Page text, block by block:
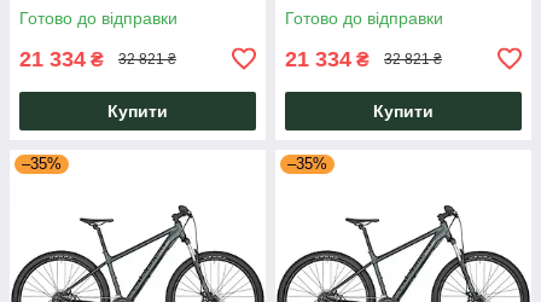
Готово до відправки
21 334 ₴ 32 821 ₴
Купити
Готово до відправки
21 334 ₴ 32 821 ₴
Купити
–35% –35%